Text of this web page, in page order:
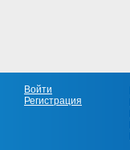
Войти
Регистрация